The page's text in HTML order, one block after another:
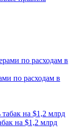
по расходам в
на $1,2 млрд